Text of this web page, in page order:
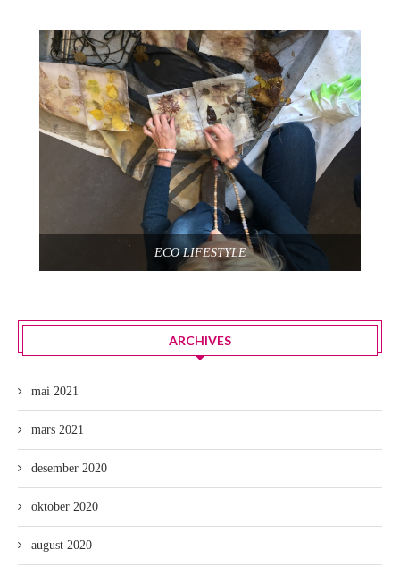
ECO LIFESTYLE
ARCHIVES
mai 2021
mars 2021
desember 2020
oktober 2020
august 2020